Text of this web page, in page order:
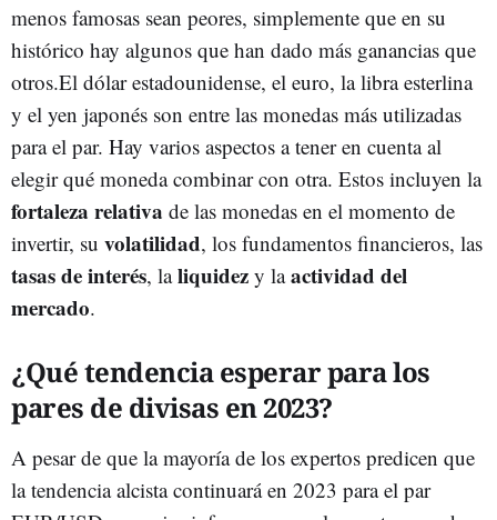
menos famosas sean peores, simplemente que en su
histórico hay algunos que han dado más ganancias que
otros.El dólar estadounidense, el euro, la libra esterlina
y el yen japonés son entre las monedas más utilizadas
para el par. Hay varios aspectos a tener en cuenta al
elegir qué moneda combinar con otra. Estos incluyen la
fortaleza relativa de las monedas en el momento de
invertir, su volatilidad, los fundamentos financieros, las
tasas de interés, laliquidez y laactividad del
mercado.
¿Qué tendencia esperar para los
pares de divisas en 2023?
A pesar de que la mayoría de los expertos predicen que
la tendencia alcista continuará en 2023 para el par